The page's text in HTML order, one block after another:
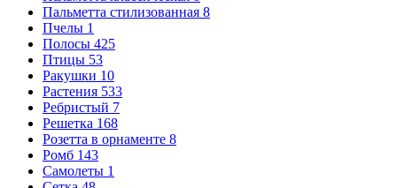
Пальметта стилизованная 8
Пчелы 1
Полосы 425
Птицы 53
Ракушки 10
Растения 533
Ребристый 7
Решетка 168
Розетта в орнаменте 8
Ромб 143
Самолеты 1